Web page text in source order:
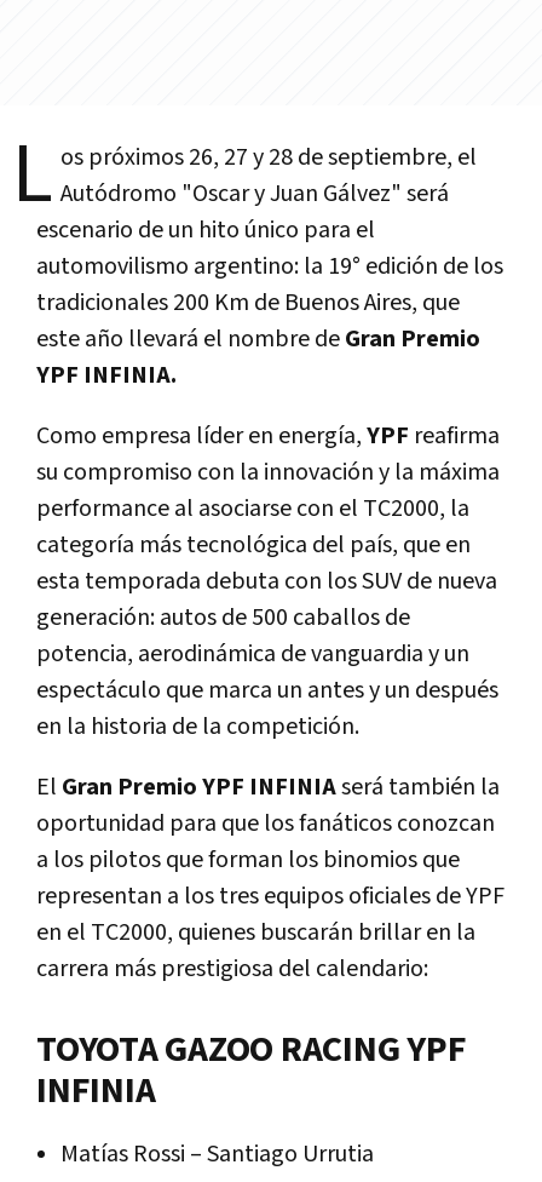
L os próximos 26, 27 y 28 de septiembre, el
Autódromo "Oscar y Juan Gálvez" será
escenario de un hito único para el
automovilismo argentino: la 19° edición de los
tradicionales 200 Km de Buenos Aires, que
este año llevará el nombre deGran Premio
YPF INFINIA.
Como empresa líder en energía,YPF reafirma
su compromiso con la innovación y la máxima
performance al asociarse con el TC2000, la
categoría más tecnológica del país, que en
esta temporada debuta con los SUV de nueva
generación: autos de 500 caballos de
potencia, aerodinámica de vanguardia y un
espectáculo que marca un antes y un después
en la historia de la competición.
El Gran Premio YPF INFINIAserá también la
oportunidad para que los fanáticos conozcan
a los pilotos que forman los binomios que
representan a los tres equipos oficiales de YPF
en el TC2000, quienes buscarán brillar en la
carrera más prestigiosa del calendario:
TOYOTA GAZOO RACING YPF
INFINIA
Matías Rossi – Santiago Urrutia